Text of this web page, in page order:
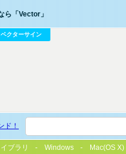
ら「Vector」
ベクターサイン
ド！
ブラリ Windows Mac(OS X)